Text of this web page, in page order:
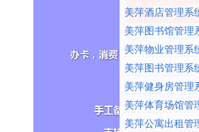
美萍酒店管理系
美萍图书馆管理
美萍物业管理系
美萍图书管理系
美萍健身房管理
美萍体育场馆管
美萍公寓出租管